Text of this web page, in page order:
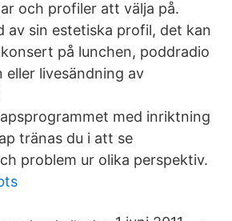
och profiler att välja på.
av sin estetiska profil, det kan
på lunchen, poddradio
livesändning av
med inriktning
tränas du i att se
problem ur olika perspektiv.